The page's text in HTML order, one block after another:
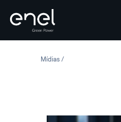
MídiasA melhor parte de